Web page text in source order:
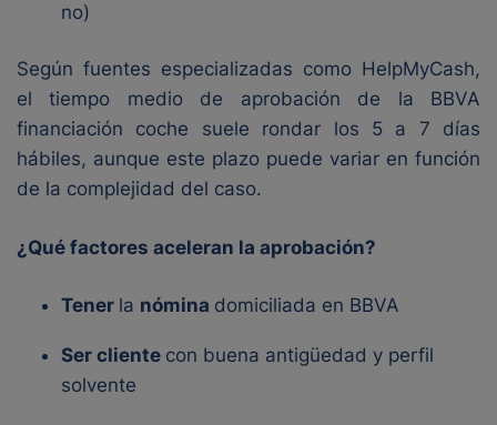
no)
Según fuentes especializadas como HelpMyCash,
el tiempo medio de aprobación de la BBVA
financiación coche suele rondar los 5 a 7 días
hábiles, aunque este plazo puede variar en función
de la complejidad del caso.
¿Qué factores aceleran la aprobación?
Tener la nómina domiciliada en BBVA
Ser cliente con buena antigüedad y perfil
solvente